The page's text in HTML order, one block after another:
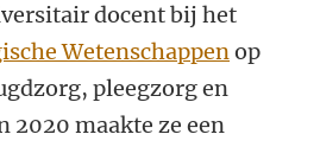
docent bij het
Wetenschappenop
pleegzorg en
maakte ze een